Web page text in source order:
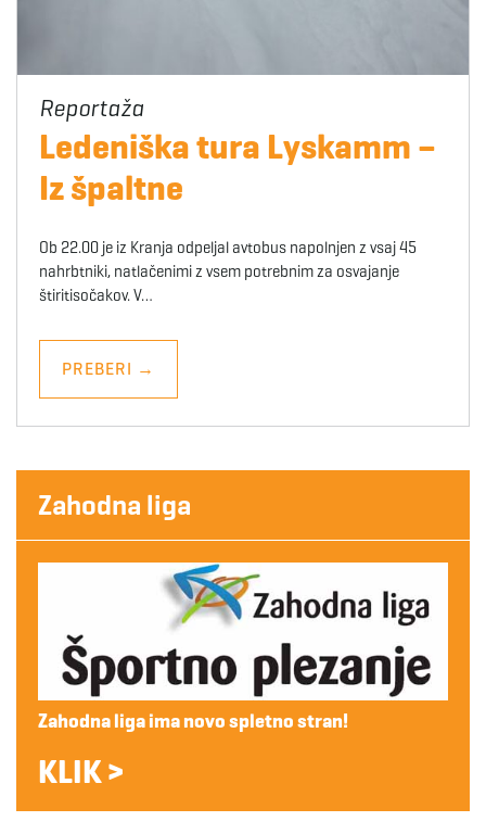
Ledeniška tura Lyskamm –
Iz špaltne
Ob 22.00 je iz Kranja odpeljal avtobus napolnjen z vsaj 45
nahrbtniki, natlačenimi z vsem potrebnim za osvajanje
štiritisočakov. V…
PREBERI →
Zahodna liga
Zahodna liga ima novo spletno stran!
KLIK >